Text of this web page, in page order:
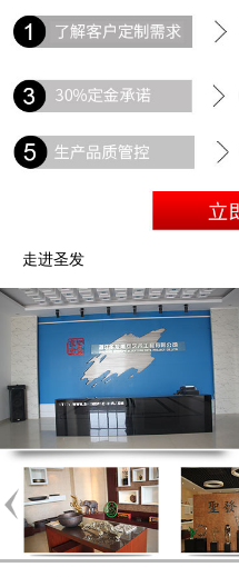
走进圣发